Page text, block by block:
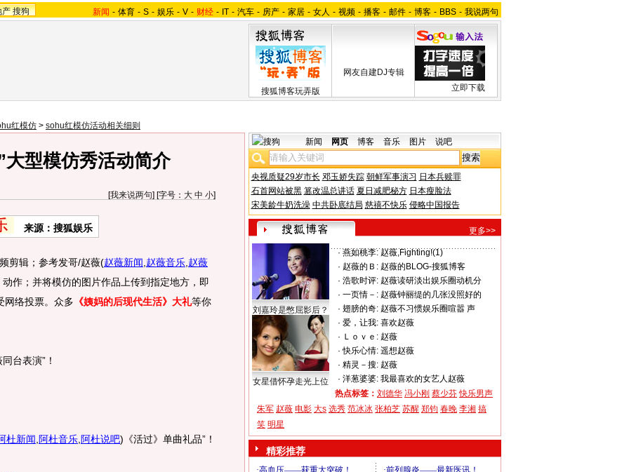
产 搜狗 新闻 - 体育 - S - 娱乐 - V - 财经 - IT - 汽车 - 房产 - 家居 - 女人 - 视频 - 播客 - 邮件 - 博客 - BBS - 我说两句
搜狐博客玩弄版
网友自建DJ专辑
立即下载
红模仿 > sohu红模仿活动相关细则
型模仿秀活动简介
[我来说两句] [字号： 大 中 小]
来源：搜狐娱乐
剪辑；参考发哥/赵薇(赵薇新闻 赵薇音乐 赵薇
作；并将模仿的图片作品上传到指定地方，即
网络投票。众多 《姨妈的后现代生活》大礼等你
表演”！
杜新闻 阿杜音乐 阿杜说吧) 《活过》单曲礼品”！
新闻 网页 博客 音乐 图片 说吧
央视质疑29岁市长 邓玉娇失踪 朝鲜军事演习 日本兵赎罪
石首网站被黑 篡改温总讲话 夏日减肥秘方 日本瘦脸法
宋美龄牛奶洗澡 中共卧底结局 慈禧不快乐 侵略中国报告
更多>>
刘嘉玲是憋屈影后？
女星借怀孕走光上位
· 燕如桃李: 赵薇,Fighting!(1)
· 赵薇的Ｂ: 赵薇的BLOG-搜狐博客
· 浩歌时评: 赵薇读研淡出娱乐圈动机分
· 一页情－: 赵薇钟丽缇的几张没照好的
· 翅膀的奇: 赵薇不习惯娱乐圈喧嚣 声
· 爱，让我: 喜欢赵薇
· Ｌｏｖｅ: 赵薇
·快乐心情: 遥想赵薇
· 精灵－搜: 赵薇
· 洋葱婆婆: 我最喜欢的女艺人赵薇
热点标签： 刘德华 冯小刚 蔡少芬 快乐男声
朱军 赵薇 电影 大s 选秀 范冰冰 张柏芝 苏醒 郑钧 春晚 李湘 搞
笑 明星
精彩推荐